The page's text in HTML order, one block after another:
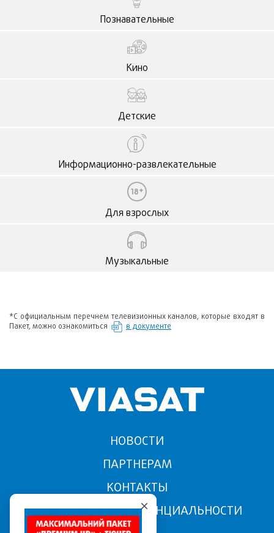
Познавательные
Кино
Детские
Информационно-развлекательные
Для взрослых
Музыкальные
*С официальным перечнем телевизионных каналов, которые входят в
Пакет, можно ознакомиться
в документе
НОВОСТИ
ПАРТНЕРАМ
КОНТАКТЫ
ПОЛИТИКА КОНФИДЕНЦИАЛЬНОСТИ